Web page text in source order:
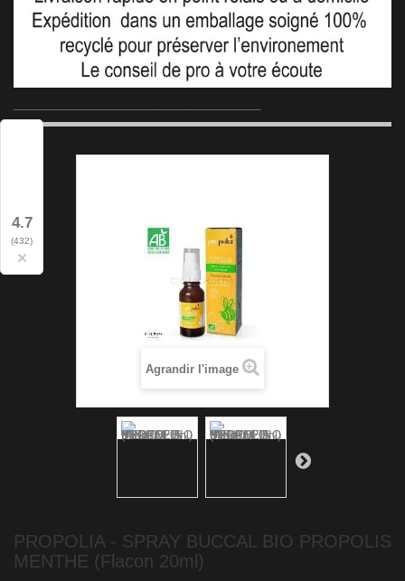
4.7
(432)
×
Agrandir l'image
PROPOLIA - SPRAY BUCCAL BIO PROPOLIS
MENTHE (Flacon 20ml)